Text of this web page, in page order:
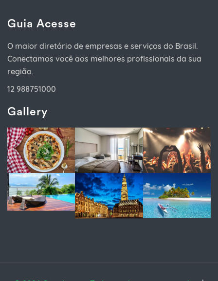
Guia Acesse
O maior diretório de empresas e serviços do Brasil.
Conectamos você aos melhores profissionais da sua
região.
12 988751000
Gallery